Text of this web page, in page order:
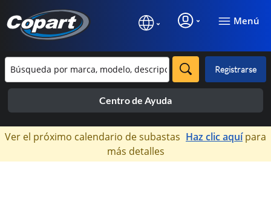
Menú
Registrarse
Centro de Ayuda
×
Ver el próximo calendario de subastas Haz clic aquípara
más detalles